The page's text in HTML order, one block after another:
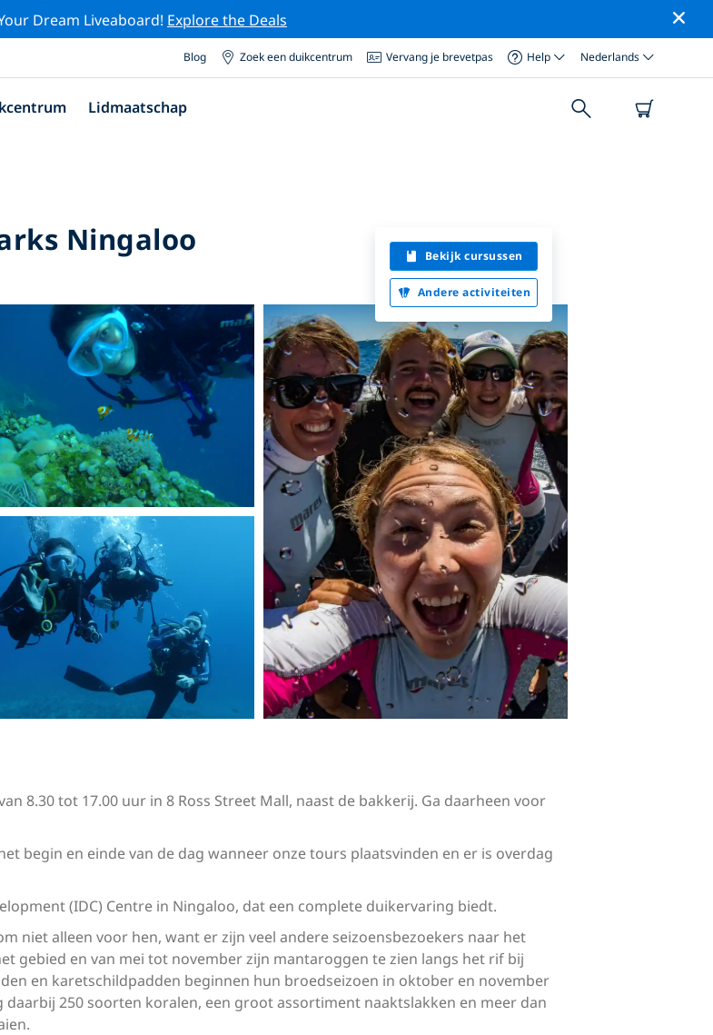
Dream Liveaboard! Explore the Deals
Blog Zoek een duikcentrum Vervang je brevetpas Help Nederlands
Lidmaatschap
Ningaloo Bekijk cursussen
Andere activiteiten
8.30 tot 17.00 uur in 8 Ross Street Mall, naast de bakkerij. Ga daarheen voor
begin en einde van de dag wanneer onze tours plaatsvinden en er is overdag
(IDC) Centre in Ningaloo, dat een complete duikervaring biedt.
niet alleen voor hen, want er zijn veel andere seizoensbezoekers naar het
gebied en van mei tot november zijn mantaroggen te zien langs het rif bij
en karetschildpadden beginnen hun broedseizoen in oktober en november
250 soorten koralen, een groot assortiment naaktslakken en meer dan